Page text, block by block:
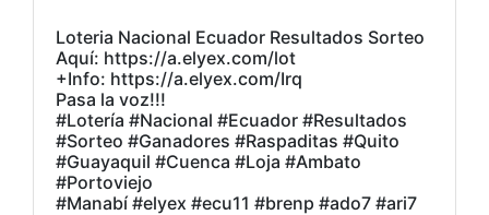
Loteria Nacional Ecuador Resultados Sorteo
Aquí: https://a.elyex.com/lot
+Info: https://a.elyex.com/Irq
Pasa la voz!!!
#Lotería #Nacional #Ecuador #Resultados
#Sorteo #Ganadores #Raspaditas #Quito
#Guayaquil #Cuenca #Loja #Ambato
#Portoviejo
#Manabí #elyex #ecu11 #brenp #ado7 #ari7